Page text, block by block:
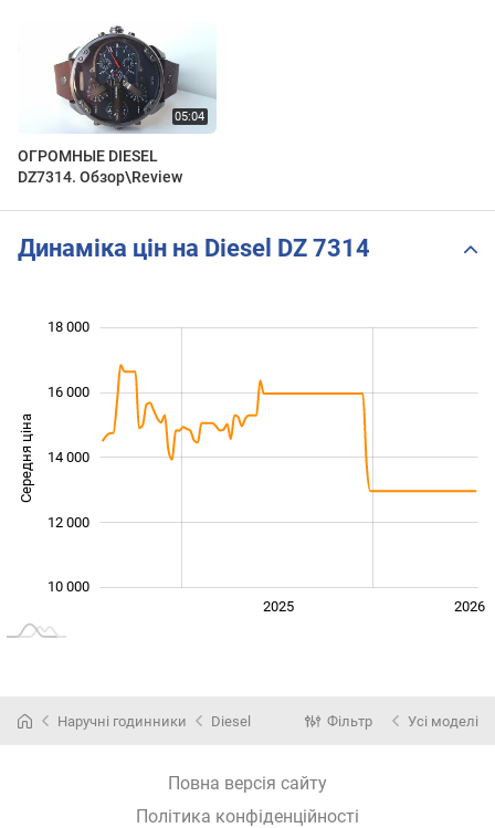
ОГРОМНЫЕ DIESEL
DZ7314. Обзор\Review
Динаміка цін на Diesel DZ 7314
Середня ціна 11 000
10 000
12 000
14 000
16 000
18 000
2025 2026
Наручні годинники Diesel Фільтр Усі моделі
Повна версія сайту
Політика конфіденційності